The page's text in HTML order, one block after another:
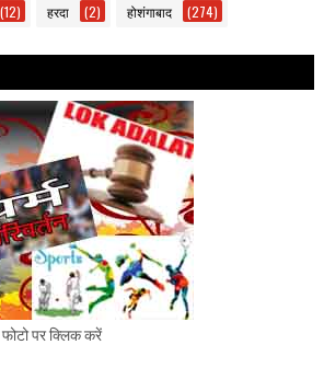
(12) हरदा (2) होशंगाबाद (274)
पर क्लिक करें